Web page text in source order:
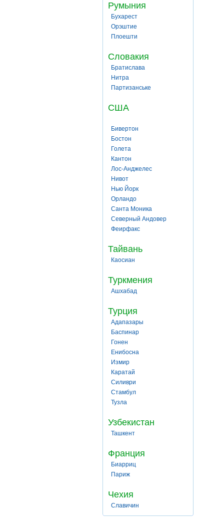
Румыния
Бухарест
Орэштие
Плоешти
Словакия
Братислава
Нитра
Партизанське
США
Бивертон
Бостон
Голета
Кантон
Лос-Анджелес
Нивот
Нью Йорк
Орландо
Санта Моника
Северный Андовер
Феирфакс
Тайвань
Каосиан
Туркмения
Ашхабад
Турция
Адапазары
Баспинар
Гонен
Енибосна
Измир
Каратай
Силиври
Стамбул
Тузла
Узбекистан
Ташкент
Франция
Биарриц
Париж
Чехия
Славичин